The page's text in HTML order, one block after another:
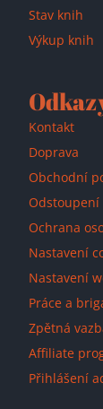
Stav knih
Výkup knih
Kontakt
Doprava
Obchodní
Ochrana
Nastavení
Nastavení
Práce a
Zpětná
Affiliate
Přihlášení